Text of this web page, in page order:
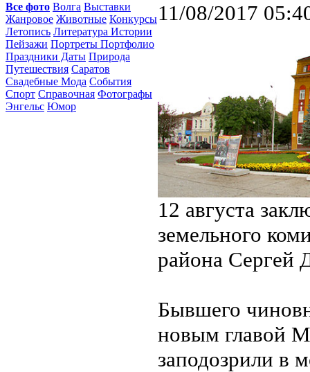
Все фото Волга Выставки
Жанровое Животные Конкурсы
Летопись Литература Истории
Пейзажи Портреты Портфолио
Праздники Даты Природа
Путешествия Саратов
Свадебные Мода События
Спорт Справочная Фотографы
Энгельс Юмор
11/08/2017
12 августа
земельного
района Сергей
Бывшего
новым главой
заподозрили в